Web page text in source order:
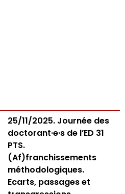
25/11/2025. Journée des
doctorant·e·s de l’ED 31
PTS.
(Af)franchissements
méthodologiques.
Ecarts, passages et